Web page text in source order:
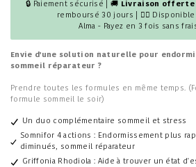
🔒 Paiement sécurisé | 🚚 Livraison offerte
remboursé 30 jours | 👩‍⚕️ Disponible
Alma - Payez en 3 fois sans
Envie d'une solution naturelle pour
sommeil réparateur ?
Prendre toutes les formules en même temps.
formule sommeil le soir)
Un duo complémentaire sommeil et stress
Somnifor 4 actions : Endormissement plus
diminués, sommeil réparateur
Griffonia Rhodiola : Aide à trouver un état